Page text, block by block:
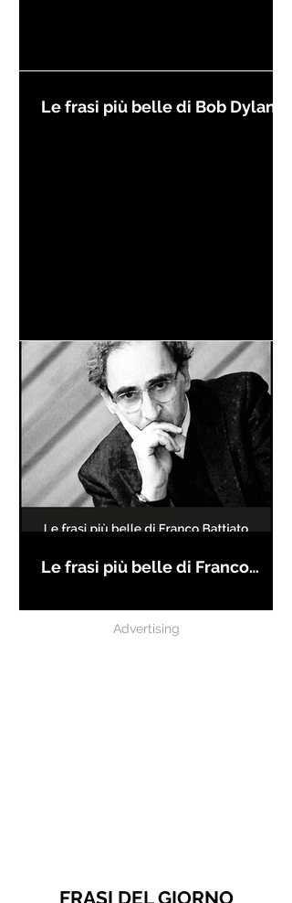
Le frasi più belle di Bob Dylan
Le frasi più belle di Franco
Advertising
FRASI DEL GIORNO